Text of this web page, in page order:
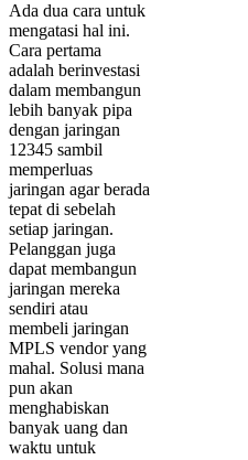
Ada dua cara untuk
mengatasi hal ini.
Cara pertama
adalah berinvestasi
dalam membangun
lebih banyak pipa
dengan jaringan
12345 sambil
memperluas
jaringan agar berada
tepat di sebelah
setiap jaringan.
Pelanggan juga
dapat membangun
jaringan mereka
sendiri atau
membeli jaringan
MPLS vendor yang
mahal. Solusi mana
pun akan
menghabiskan
banyak uang dan
waktu untuk